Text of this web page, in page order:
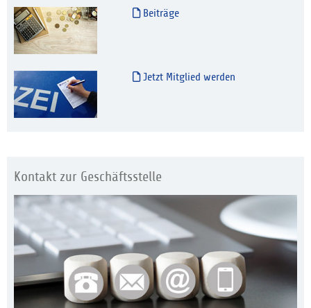
Beiträge
Jetzt Mitglied werden
Kontakt zur Geschäftsstelle